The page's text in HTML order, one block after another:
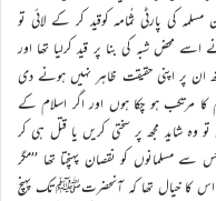
کی پارٹی ثُمَامہ کوقید کر کے لائی تو
محض شبہ کی بنا پر قید کرلیا تھا اور
ان پر اپنی حقیقت ظاہر نہیں ہونے دی
کا مرتکب ہو چکا ہوں اور اگر اسلام کے
وہ شاید مجھ پر سختی کریں یا قتل ہی کر
مسلمانوں کو نقصان پہنچتا تھا ’’مگر
اس کا خیال تھا کہ آنحضرتﷺتک پہنچ